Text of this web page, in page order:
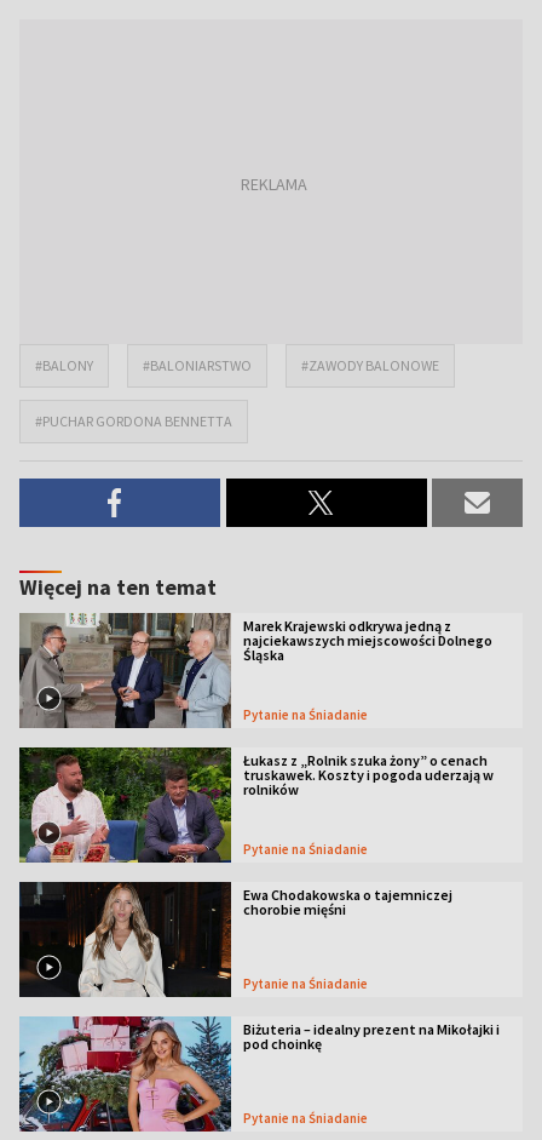
#BALONY #BALONIARSTWO #ZAWODY BALONOWE
#PUCHAR GORDONA BENNETTA
Więcej na ten temat
Marek Krajewski odkrywa jedną z
najciekawszych miejscowości Dolnego
Śląska
Pytanie na Śniadanie
Łukasz z „Rolnik szuka żony” o cenach
truskawek. Koszty i pogoda uderzają w
rolników
Pytanie na Śniadanie
Ewa Chodakowska o tajemniczej
chorobie mięśni
Pytanie na Śniadanie
Biżuteria – idealny prezent na Mikołajki i
pod choinkę
Pytanie na Śniadanie